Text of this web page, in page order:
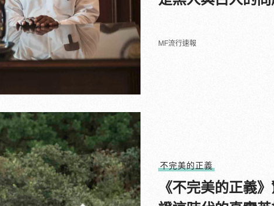
MF流行速報
不完美的正義
《不完美的正義